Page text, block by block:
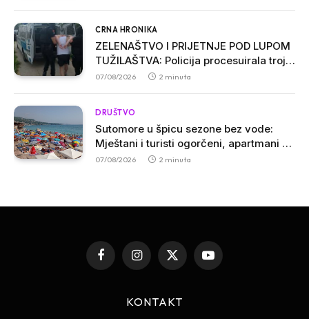
CRNA HRONIKA
ZELENAŠTVO I PRIJETNJE POD LUPOM
TUŽILAŠTVA: Policija procesuirala troje
osumnjičenih u Ulcinju
07/08/2026 2 minuta
DRUŠTVO
Sutomore u špicu sezone bez vode:
Mještani i turisti ogorčeni, apartmani se
prazne zbog višesatnih restrikcija
07/08/2026 2 minuta
FacebookInstagram
X
YouTube
KONTAKT